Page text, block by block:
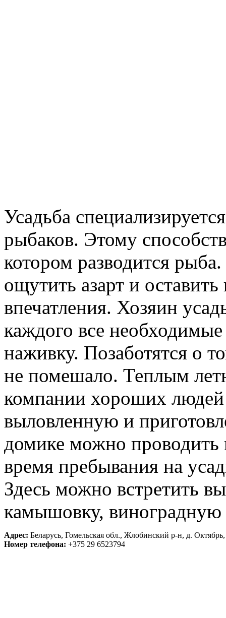
Усадьба
рыбаков. Этому
котором разводится
ощутить азарт и
впечатления. Хозяин
каждого все
наживку. Позаботятся о
не помешало. Теплым
компании хороших
выловленную и
домике можно проводить
время пребывания на
Здесь можно встретить
камышовку, виноградную
Адрес: Беларусь, Гомельская обл., Жлобинский р-н, д.
Номер телефона: +375 29 6523794